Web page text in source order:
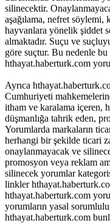
silinecektir.
aşağılama, nefret söylemi,
hayvanlara yönelik şiddet
almaktadır. Suçu ve
göre suçtur. Bu nedenle
hthayat.haberturk.com
Ayrıca
Cumhuriyeti
itham ve karalama içeren,
düşmanlığa tahrik eden,
Yorumlarda markaların
herhangi bir şekilde ticari
onaylanmayacak ve
promosyon veya reklam
silinecek yorumlar
linkler
hthayat.haberturk.com
yorumların yasal
hthayat.haberturk.com